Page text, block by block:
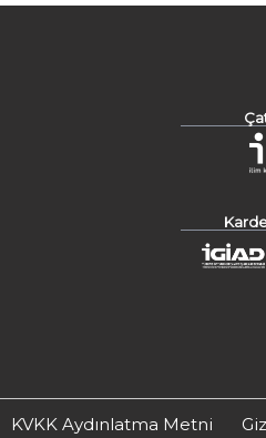
KVKK Aydınlatma Metni